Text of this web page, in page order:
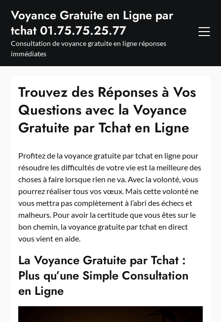
content
Voyance Gratuite en Ligne par
tchat 01.75.75.25.77
Consultation de voyance gratuite en ligne réponses
immédiates
Trouvez des Réponses à Vos
Questions avec la Voyance
Gratuite par Tchat en Ligne
Profitez de la voyance gratuite par tchat en ligne pour
résoudre les difficultés de votre vie est la meilleure des
choses à faire lorsque rien ne va. Avec la volonté, vous
pourrez réaliser tous vos vœux. Mais cette volonté ne
vous mettra pas complètement à l’abri des échecs et
malheurs. Pour avoir la certitude que vous êtes sur le
bon chemin, la voyance gratuite par tchat en direct
vous vient en aide.
La Voyance Gratuite par Tchat :
Plus qu’une Simple Consultation
en Ligne